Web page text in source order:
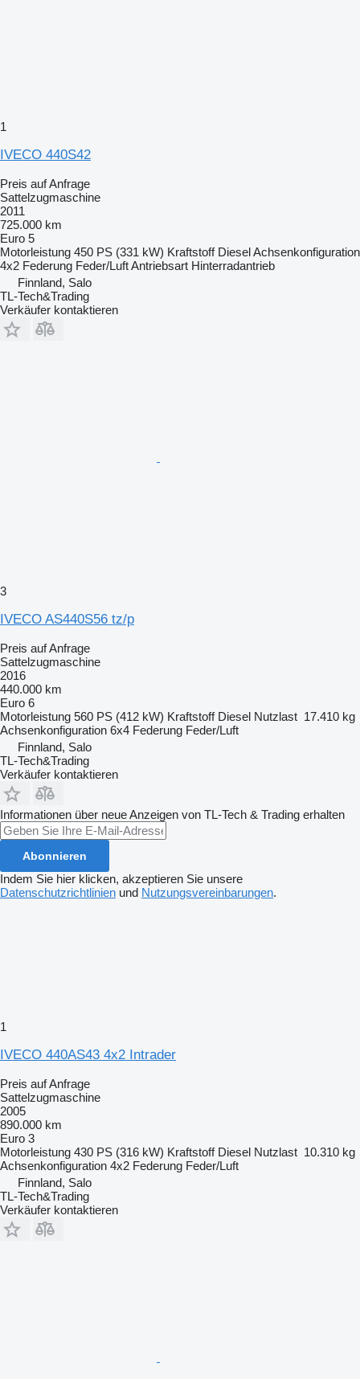
1
IVECO 440S42
Preis auf Anfrage
Sattelzugmaschine
2011
725.000 km
Euro 5
Motorleistung 450 PS (331 kW) Kraftstoff DieselAchsenkonfiguration
4x2 Federung Feder/LuftAntriebsart Hinterradantrieb
Finnland, Salo
TL-Tech&Trading
Verkäufer kontaktieren
3
IVECO AS440S56 tz/p
Preis auf Anfrage
Sattelzugmaschine
2016
440.000 km
Euro 6
Motorleistung 560 PS (412 kW) Kraftstoff Diesel Nutzlast 17.410 kg
Achsenkonfiguration 6x4 Federung Feder/Luft
Finnland, Salo
TL-Tech&Trading
Verkäufer kontaktieren
Informationen über neue Anzeigen von TL-Tech & Trading erhalten
Abonnieren
Indem Sie hier klicken, akzeptieren Sie unsere
Datenschutzrichtlinien und Nutzungsvereinbarungen.
1
IVECO 440AS43 4x2 Intrader
Preis auf Anfrage
Sattelzugmaschine
2005
890.000 km
Euro 3
Motorleistung 430 PS (316 kW) Kraftstoff Diesel Nutzlast 10.310 kg
Achsenkonfiguration 4x2 Federung Feder/Luft
Finnland, Salo
TL-Tech&Trading
Verkäufer kontaktieren